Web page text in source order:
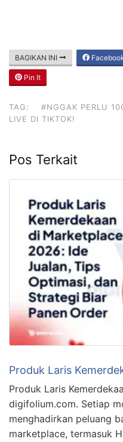
BAGIKAN INI
Pin It
TAG:
#NGGAK PERLU
LIVE DI TIKTOK!
Pos Terkait
Produk Laris
Produk Laris
digifolium.com. Setiap
menghadirkan peluang
marketplace, termasuk